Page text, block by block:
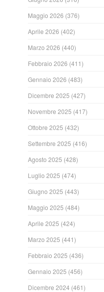
Maggio 2026 (376)
Aprile 2026 (402)
Marzo 2026 (440)
Febbraio 2026 (411)
Gennaio 2026 (483)
Dicembre 2025 (427)
Novembre 2025 (417)
Ottobre 2025 (432)
Settembre 2025 (416)
Agosto 2025 (428)
Luglio 2025 (474)
Giugno 2025 (443)
Maggio 2025 (484)
Aprile 2025 (424)
Marzo 2025 (441)
Febbraio 2025 (436)
Gennaio 2025 (456)
Dicembre 2024 (461)